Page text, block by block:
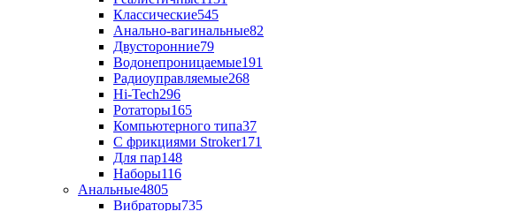
Классические545
Анально-вагинальные82
Двусторонние79
Водонепроницаемые191
Радиоуправляемые268
Hi-Tech296
Ротаторы165
Компьютерного типа37
С фрикциями Stroker171
Для пар148
Наборы116
Анальные4805
Вибраторы735